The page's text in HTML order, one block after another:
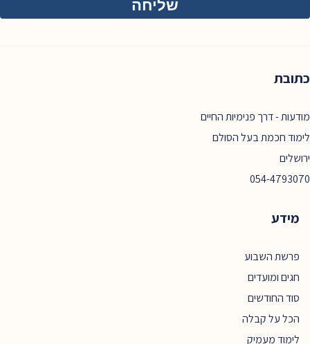
כתובת
מודעות - דרך פנימיות החיים
לימוד חכמת בעל הסולם
ירושלים
054-4793070
מידע
פרשת השבוע
חגים ומועדים
סוד החודשים
הכל על קבלה
לימוד מעמיק